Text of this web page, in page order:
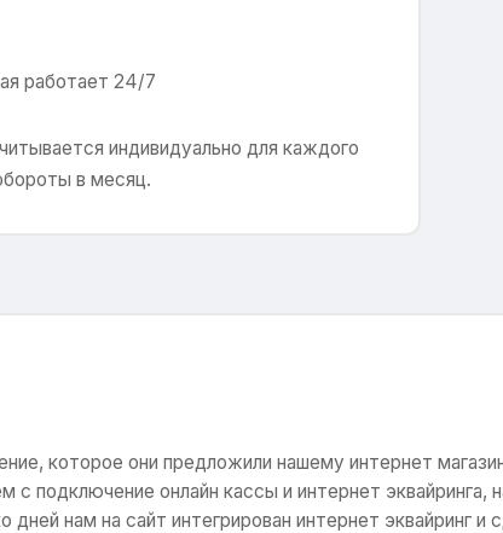
работает 24/7
индивидуально для каждого
в месяц.
которое они предложили нашему интернет
с подключение онлайн кассы и интернет
дней нам на сайт интегрирован интернет эквайринг